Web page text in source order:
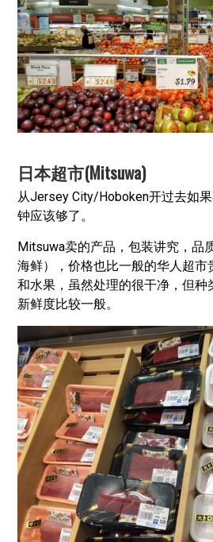
日本超市(Mitsuwa)
从Jersey City/Hoboken开过去如
钟应该够了。
Mitsuwa卖的产品，包装讲究，品
海鲜），价格也比一般的华人超市
和水果，虽然处理的很干净，但种
新鲜度比较一般。